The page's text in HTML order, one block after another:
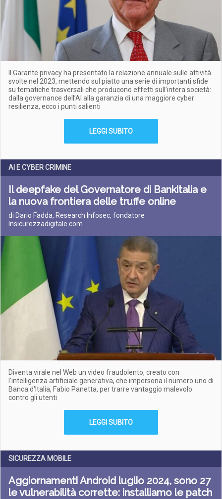
Il Garante privacy ha presentato la relazione annuale sulle attività
svolte nel 2023, mettendo sul piatto una serie di importanti sfide
su tematiche trasversali che producono effetti sull’intera società:
dalla governance dell’AI alla garanzia di una maggiore cyber
resilienza, ecco i punti salienti
LEGGI SUBITO
AI E CYBER CRIMINE
Il deepfake del Governatore di Bankitalia e
la nuova frontiera delle truffe online
di Dario Fadda, Research Infosec, fondatore
Insicurezzadigitale.com
Diventa virale nel Web un video fraudolento, creato con
l'intelligenza artificiale generativa, che impersona il numero uno di
Banca d'Italia, Fabio Panetta, per trarre vantaggio malevolo
contro gli utenti
LEGGI SUBITO
SICUREZZA MOBILE
Aggiornamenti Android luglio 2024, sono 27
le vulnerabilità corrette: installiamo le patch